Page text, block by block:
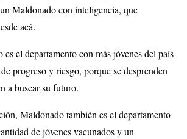
Maldonado con inteligencia, que
acá.
el departamento con más jóvenes del país
progreso y riesgo, porque se desprenden
a buscar su futuro.
Maldonado también es el departamento
de jóvenes vacunados y un